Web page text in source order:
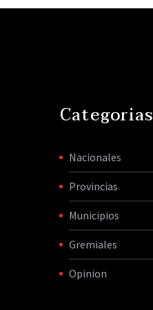
Categorias
Nacionales
Provincias
Municipios
Gremiales
Opinion